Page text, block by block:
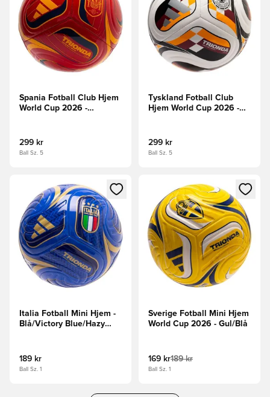
Spania Fotball Club Hjem
World Cup 2026 -
299 kr
Ball Sz. 5
Tyskland Fotball Club
Hjem World Cup 2026 -
299 kr
Ball Sz. 5
Åpner en Modal for å logge inn eller registrere deg som
Italia Fotball Mini Hjem -
Blå/Victory Blue/Hazy
189 kr
Ball Sz. 1
Åpner en Modal for å logge
Sverige Fotball Mini Hjem
World Cup 2026 - Gul/Blå
169 kr189 kr
Ball Sz. 1